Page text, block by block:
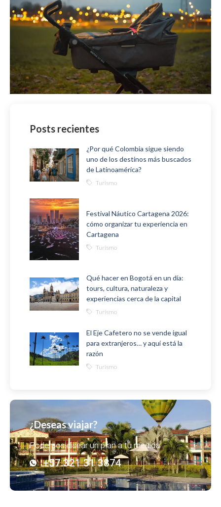
Posts recientes
¿Por qué Colombia sigue siendo
uno de los destinos más buscados
de Latinoamérica?
Turismo
Festival Náutico Cartagena 2026:
cómo organizar tu experiencia en
Cartagena
Turismo
Qué hacer en Bogotá en un día:
tours, cultura, naturaleza y
experiencias cerca de la capital
Turismo
El Eje Cafetero no se vende igual
para extranjeros… y aquí está la
razón
Turismo
¿Deseas viajar?
Podemos disear un plan a tu medida
+57 321 31 3874